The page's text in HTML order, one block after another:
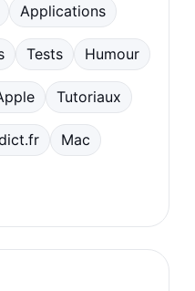
Applications
Tests Humour
Tutoriaux
Mac